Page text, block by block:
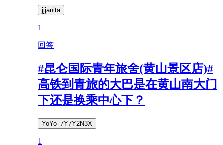
jjjanita
1
回答
#昆仑国际青年旅舍(黄山景区店)#
高铁到青旅的大巴是在黄山南大门
下还是换乘中心下？
YoYo_7Y7Y2N3X
1